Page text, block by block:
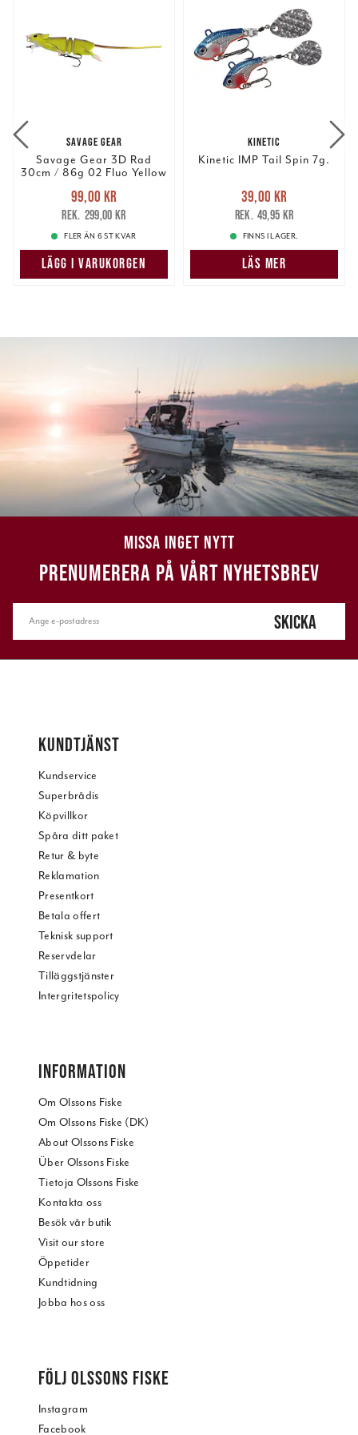
SAVAGE GEAR
Savage Gear 3D Rad
30cm / 86g 02 Fluo Yellow
Nuvarande pris
99,00 krTidigare pris
299,00 kr
99,00 kr
299,00 kr
FLER ÄN 6 ST KVAR
LÄGG I VARUKORGEN
KINETIC
Kinetic IMP Tail Spin 7g.
Nuvarande pris
39,00 krTidigare pris
49,95 kr
39,00 kr
49,95 kr
FINNS I LAGER.
LÄS MER
MISSA INGET NYTT
PRENUMERERA PÅ VÅRT NYHETSBREV
SKICKA
KUNDTJÄNST
Kundservice
Superbrådis
Köpvillkor
Spåra ditt paket
Retur & byte
Reklamation
Presentkort
Betala offert
Teknisk support
Reservdelar
Tilläggstjänster
Intergritetspolicy
INFORMATION
Om Olssons Fiske
Om Olssons Fiske (DK)
About Olssons Fiske
Über Olssons Fiske
Tietoja Olssons Fiske
Kontakta oss
Besök vår butik
Visit our store
Öppetider
Kundtidning
Jobba hos oss
FÖLJ OLSSONS FISKE
Instagram
Facebook